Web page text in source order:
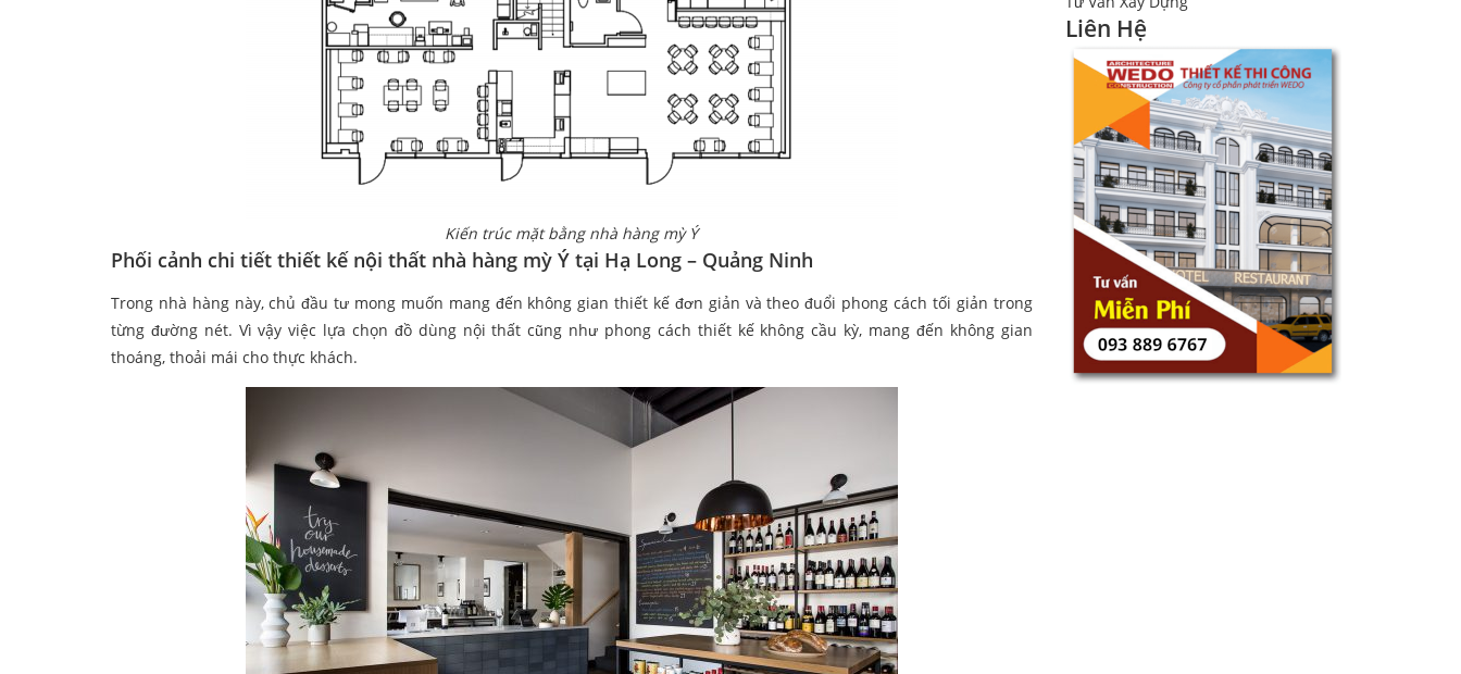
Kiến trúc mặt bằng nhà hàng mỳ Ý
Phối cảnh chi tiết thiết kế nội thất nhà hàng mỳ Ý tại Hạ Long – Quảng Ninh
Trong nhà hàng này, chủ đầu tư mong muốn mang đến không gian thiết kế đơn giản và theo đuổi phong cách tối giản trong
từng đường nét. Vì vậy việc lựa chọn đồ dùng nội thất cũng như phong cách thiết kế không cầu kỳ, mang đến không gian
thoáng, thoải mái cho thực khách.
Liên Hệ